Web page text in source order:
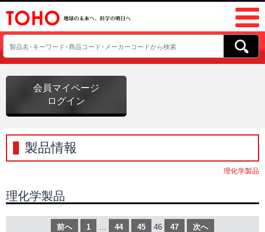
会員マイページ
ログイン
製品情報
理化学製品
理化学製品
前へ 1 … 44 45 46 47 次へ